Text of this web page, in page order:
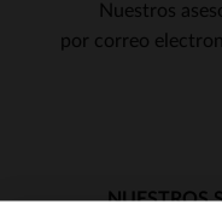
Nuestros
por correo
NUESTROS